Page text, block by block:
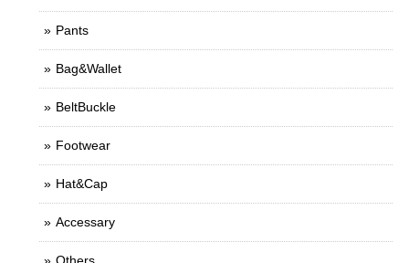
Pants
Bag&Wallet
BeltBuckle
Footwear
Hat&Cap
Accessary